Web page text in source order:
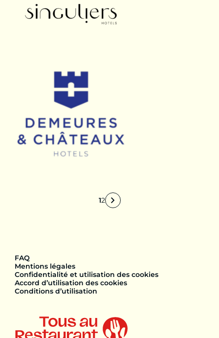
12
FAQ
Mentions légales
Confidentialité et utilisation des cookies
Accord d’utilisation des cookies
Conditions d’utilisation